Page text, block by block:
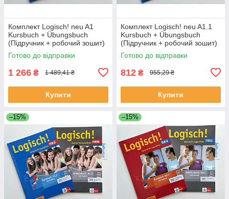
Комплект Logisch! neu A1
Kursbuch + Übungsbuch
(Підручник + робочий зошит)
Готово до відправки
1 266 ₴ 1 489,41 ₴
Купити
Комплект Logisch! neu A1.1
Kursbuch + Übungsbuch
(Підручник + робочий зошит)
Готово до відправки
812 ₴ 955,29 ₴
Купити
–15% –15%